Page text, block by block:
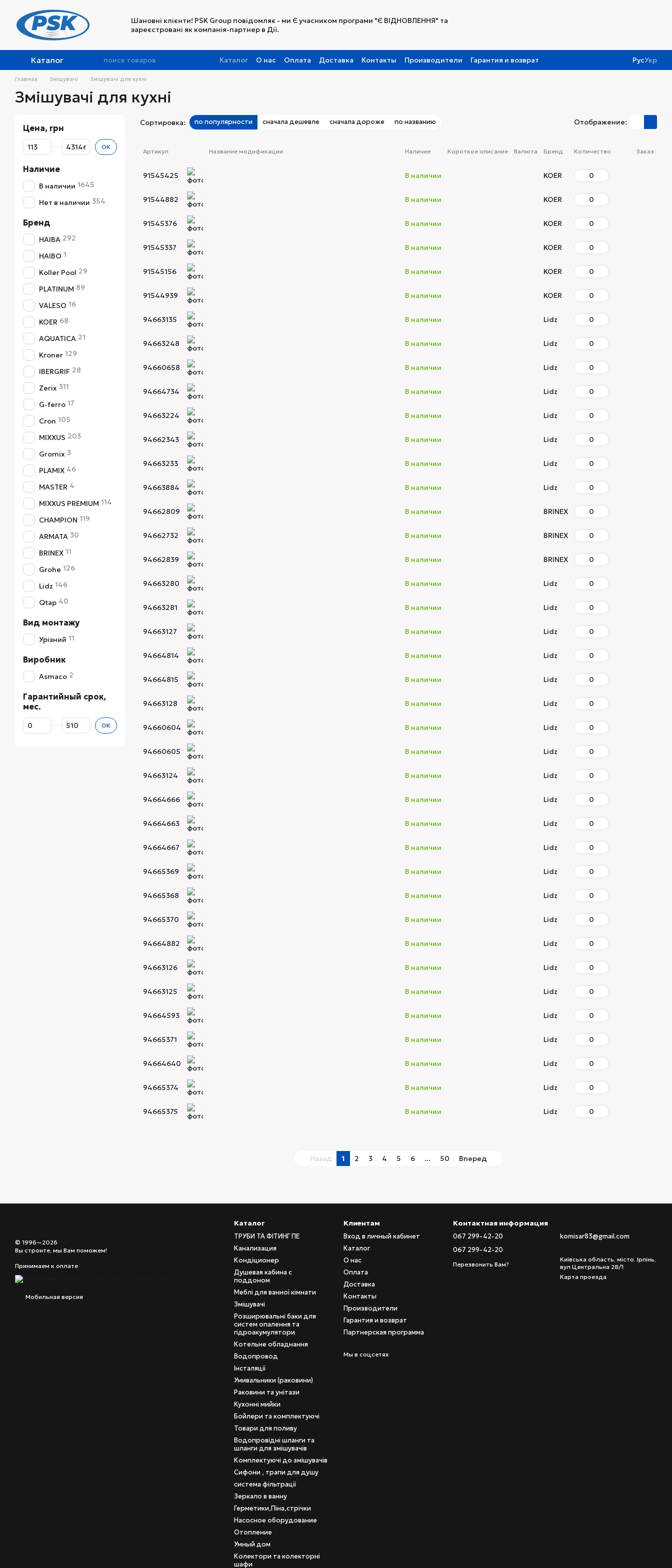
Шановні клієнти! PSK Group повідомляє - ми Є учасником програми "Є ВІДНОВЛЕННЯ" та
зареєстровані як компанія-партнер в Дії.
Каталог Каталог О нас Оплата Доставка Контакты Производители
Гарантия и возврат
Партнерская программа
РусУкр
Главная Змішувачі Змішувачі для кухні
Змішувачі для кухні
Сортировка: по популярности сначала дешевле сначала дороже по названию Отображение:
Артикул Название модификации Наличие Короткое описание Валюта Бренд Количество Заказ
91545425 В наличии KOER
91544882 В наличии KOER
91545376 В наличии KOER
91545337 В наличии KOER
91545156 В наличии KOER
91544939 В наличии KOER
94663135 В наличии Lidz
94663248 В наличии Lidz
94660658 В наличии Lidz
94664734 В наличии Lidz
94663224 В наличии Lidz
94662343 В наличии Lidz
94663233 В наличии Lidz
94663884 В наличии Lidz
94662809 В наличии BRINEX
94662732 В наличии BRINEX
94662839 В наличии BRINEX
94663280 В наличии Lidz
94663281 В наличии Lidz
94663127 В наличии Lidz
94664814 В наличии Lidz
94664815 В наличии Lidz
94663128 В наличии Lidz
94660604 В наличии Lidz
94660605 В наличии Lidz
94663124 В наличии Lidz
94664666 В наличии Lidz
94664663 В наличии Lidz
94664667 В наличии Lidz
94665369 В наличии Lidz
94665368 В наличии Lidz
94665370 В наличии Lidz
94664882 В наличии Lidz
94663126 В наличии Lidz
94663125 В наличии Lidz
94664593 В наличии Lidz
94665371 В наличии Lidz
94664640 В наличии Lidz
94665374 В наличии Lidz
94665375 В наличии Lidz
Назад 1 2 3 4 5 6 ... 50 Вперед
Цена, грн
От Цена, грн
До Цена, грн OK
Наличие
В наличии 1645
Нет в наличии 354
Бренд
HAIBA 292
HAIBO 1
Koller Pool 29
PLATINUM 89
VALESO 16
KOER 68
AQUATICA 21
Kroner 129
IBERGRIF 28
Zerix 311
G-ferro 17
Cron 105
MIXXUS 203
Gromix 3
PLAMIX 46
MASTER 4
MIXXUS PREMIUM 114
CHAMPION 119
ARMATA 30
BRINEX 11
Grohe 126
Lidz 146
Qtap 40
Вид монтажу
Урізний 11
Виробник
Asmaco 2
Гарантийный срок,
мес.
От Гарантийный срок, мес.
До Гарантийный срок, мес.
OK
© 1996—2026
Вы строите, мы Вам поможем!
Принимаем к оплате
Мобильная версия
Каталог
ТРУБИ ТА ФІТИНГ ПЕ
Канализация
Кондіционер
Душевая кабина с
поддоном
Меблі для ванної кімнати
Змішувачі
Розширювальні баки для
систем опалення та
гідроакумулятори
Котельне обладнання
Водопровод
Інсталяції
Умивальники (раковини)
Раковини та унітази
Кухонні мийки
Бойлери та комплектуючі
Товари для поливу
Водопровідні шланги та
шланги для змішувачів
Комплектуючі до змішувачів
Сифони , трапи для душу
система фільтрації
Зеркало в ванну
Герметики,Піна,стрічки
Насосное оборудование
Отопление
Умный дом
Колектори та колекторні
шафи
Клиентам
Вход в личный кабинет
Каталог
О нас
Оплата
Доставка
Контакты
Производители
Гарантия и возврат
Партнерская программа
Мы в соцсетях
Контактная информация
067 299-42-20
067 299-42-20
Перезвонить Вам?
komisar83@gmail.com
Київська область, місто. Ірпінь,
вул Центральна 28/1
Карта проезда